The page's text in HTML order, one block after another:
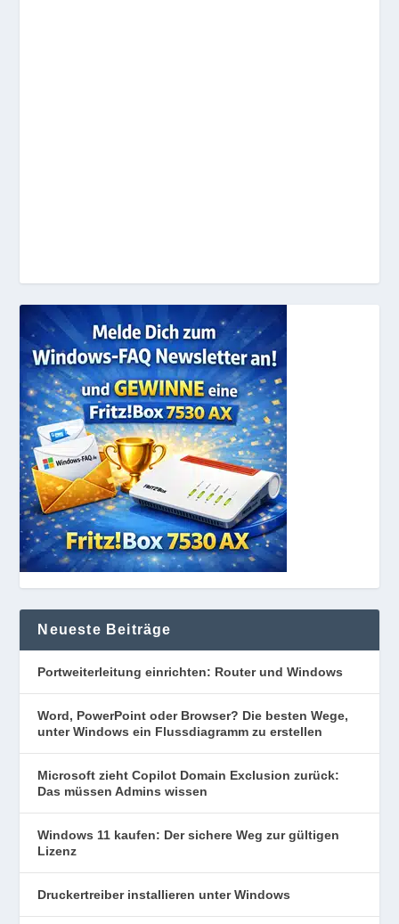
Neueste Beiträge
Portweiterleitung einrichten: Router und Windows
Word, PowerPoint oder Browser? Die besten Wege,
unter Windows ein Flussdiagramm zu erstellen
Microsoft zieht Copilot Domain Exclusion zurück:
Das müssen Admins wissen
Windows 11 kaufen: Der sichere Weg zur gültigen
Lizenz
Druckertreiber installieren unter Windows